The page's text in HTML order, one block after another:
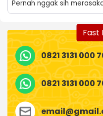
Pernah nggak sih
Fast
0821 3131 000
0821 3131 000